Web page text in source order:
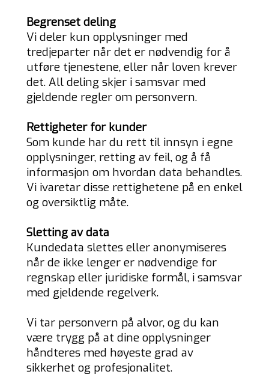
Begrenset deling
Vi deler kun opplysninger med
tredjeparter når det er nødvendig for å
utføre tjenestene, eller når loven krever
det. All deling skjer i samsvar med
gjeldende regler om personvern.
Rettigheter for kunder
Som kunde har du rett til innsyn i egne
opplysninger, retting av feil, og å få
informasjon om hvordan data behandles.
Vi ivaretar disse rettighetene på en enkel
og oversiktlig måte.
Sletting av data
Kundedata slettes eller anonymiseres
når de ikke lenger er nødvendige for
regnskap eller juridiske formål, i samsvar
med gjeldende regelverk.
Vi tar personvern på alvor, og du kan
være trygg på at dine opplysninger
håndteres med høyeste grad av
sikkerhet og profesjonalitet.